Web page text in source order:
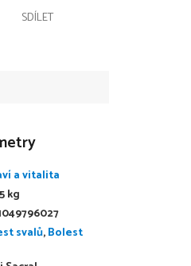
SDÍLET
a vitalita
kg
svalů,Bolest